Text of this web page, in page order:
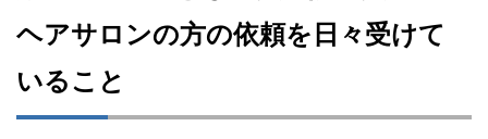
ヘアサロンの方の依頼を日々受けて
いること